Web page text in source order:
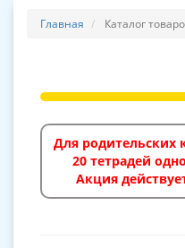
Главная Каталог
Для родительских
20 тетрадей
Акция